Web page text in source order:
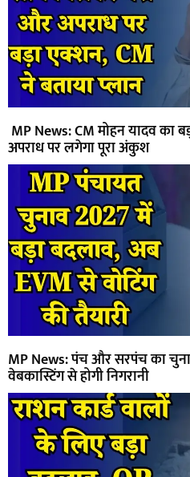
MP News: CM मोहन यादव का
अपराध पर लगेगा पूरा अंकुश
MP News: पंच और सरपंच का
वेबकास्टिंग से होगी निगरानी